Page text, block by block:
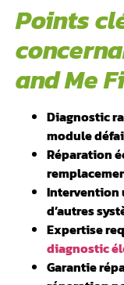
Points
and Me
Diagnostic
module
Réparation
Intervention
d’autres
Expertise
diagnostic
Garantie